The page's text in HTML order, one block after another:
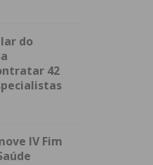
do
42
IV Fim